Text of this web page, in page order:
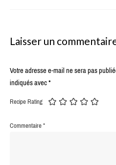
Laisser un
Votre adresse e-mail ne sera pas
indiqués avec*
Recipe Rating
Commentaire*